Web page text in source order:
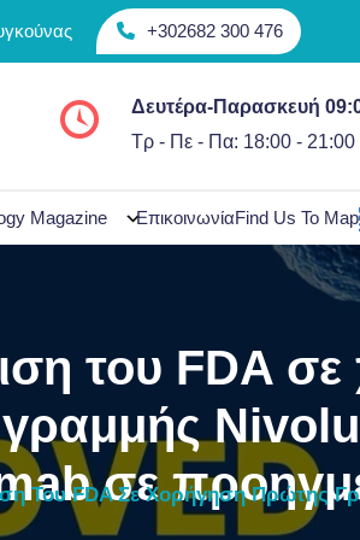
+302682 300 476
Δευτέρα-Παρασκευή
Τρ - Πε - Πα: 18:00 - 21:00
Magazine ΕπικοινωνίαFind Us To Map
του FDA
σε
Του FDA Σε Χορήγηση Πρώτης